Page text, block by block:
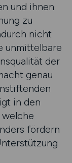
und ihnen
zu
nicht
unmittelbare
der
genau
in den
fördern